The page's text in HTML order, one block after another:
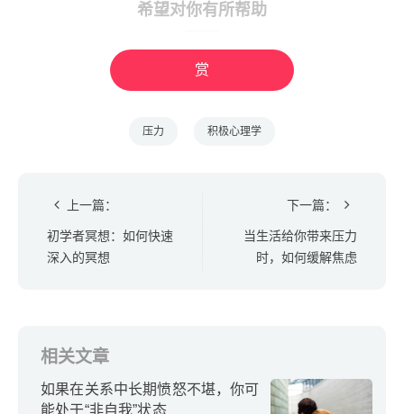
希望对你有所帮助
赏
压力 积极心理学
上一篇：
初学者冥想：如何快速
深入的冥想
下一篇：
当生活给你带来压力
时，如何缓解焦虑
相关文章
如果在关系中长期愤怒不堪，你可
能处于“非自我”状态